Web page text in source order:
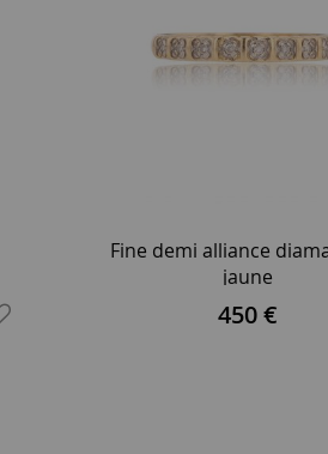
Fine demi alliance
jaune
450 €